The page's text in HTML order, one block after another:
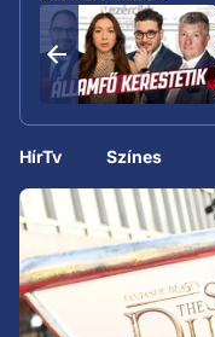
HírTv Színes